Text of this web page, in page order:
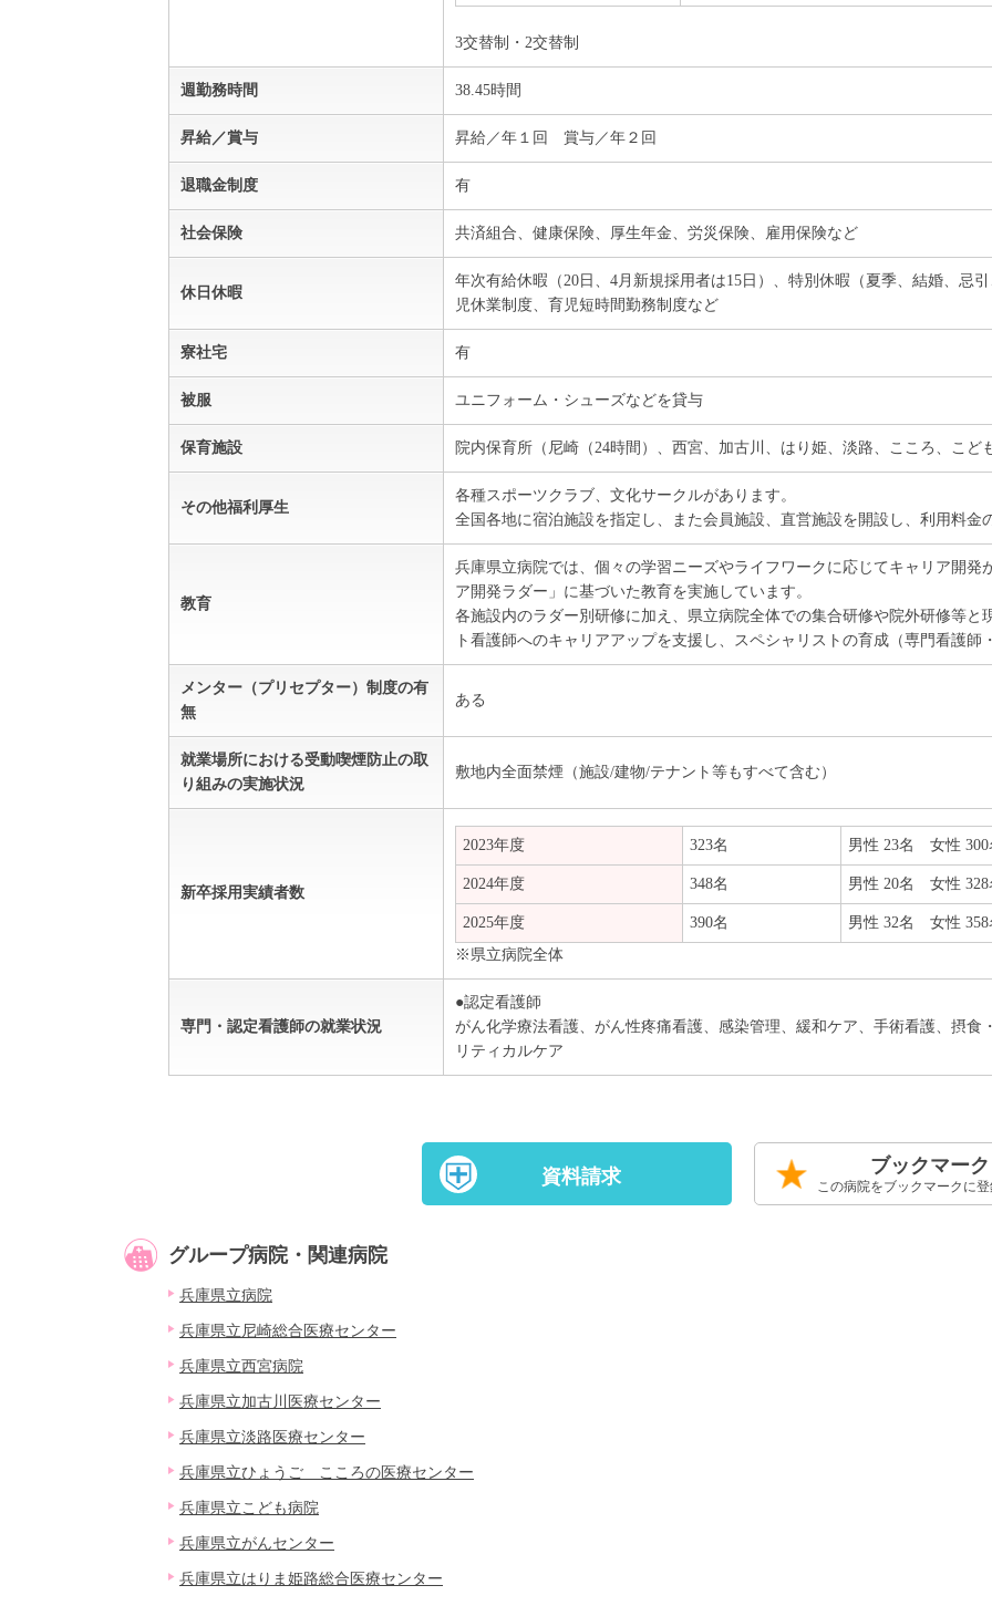
3交替制・2交替制
週勤務時間 38.45時間
昇給／賞与 昇給／年１回 賞与／年２回
退職金制度 有
社会保険 共済組合、健康保険、厚生年金、労災保険、雇用保険など
休日休暇
年次有給休暇（20日、4月新規採用者は15日）、特別休暇（夏季、結婚、忌
児休業制度、育児短時間勤務制度など
寮社宅 有
被服 ユニフォーム・シューズなどを貸与
保育施設 院内保育所（尼崎（24時間）、西宮、加古川、はり姫、淡路、こころ、こど
その他福利厚生
各種スポーツクラブ、文化サークルがあります。
全国各地に宿泊施設を指定し、また会員施設、直営施設を開設し、利用料金
教育
兵庫県立病院では、個々の学習ニーズやライフワークに応じてキャリア開
ア開発ラダー」に基づいた教育を実施しています。
各施設内のラダー別研修に加え、県立病院全体での集合研修や院外研修等
ト看護師へのキャリアアップを支援し、スペシャリストの育成（専門看護
メンター（プリセプター）制度の有
無
ある
就業場所における受動喫煙防止の取
り組みの実施状況
敷地内全面禁煙（施設/建物/テナント等もすべて含む）
新卒採用実績者数
2023年度 323名 男性 23名 女性 300
2024年度 348名 男性 20名 女性 328
2025年度 390名
男性 32名 女性 358
※県立病院全体
専門・認定看護師の就業状況
●認定看護師
がん化学療法看護、がん性疼痛看護、感染管理、緩和ケア、手術看護、摂
リティカルケア
資料請求 ブックマーク
この病院をブックマークに
グループ病院・関連病院
兵庫県立病院
兵庫県立尼崎総合医療センター
兵庫県立西宮病院
兵庫県立加古川医療センター
兵庫県立淡路医療センター
兵庫県立ひょうご こころの医療センター
兵庫県立こども病院
兵庫県立がんセンター
兵庫県立はりま姫路総合医療センター